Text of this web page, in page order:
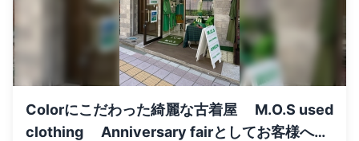
Colorにこだわった綺麗な古着屋 M.O.S used
clothing Anniversary fairとしてお客様への